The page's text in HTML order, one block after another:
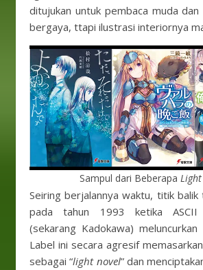
ditujukan untuk pembaca muda dan
bergaya, ttapi ilustrasi interiornya
Sampul dari Beberapa
Seiring berjalannya waktu, titik
pada tahun 1993 ketika
(sekarang Kadokawa) meluncurkan
Label ini secara agresif
sebagai “light novel” dan